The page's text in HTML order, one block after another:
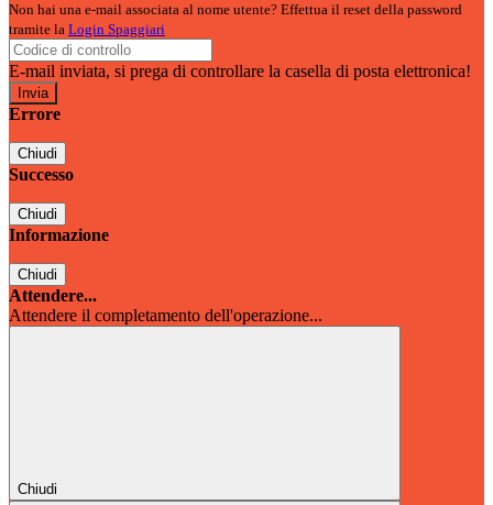
Non hai una e-mail associata al nome utente? Effettua il reset della password
tramite la Login Spaggiari
E-mail inviata, si prega di controllare la casella di posta elettronica!
Errore
Chiudi
Successo
Chiudi
Informazione
Chiudi
Attendere...
Attendere il completamento dell'operazione...
Chiudi